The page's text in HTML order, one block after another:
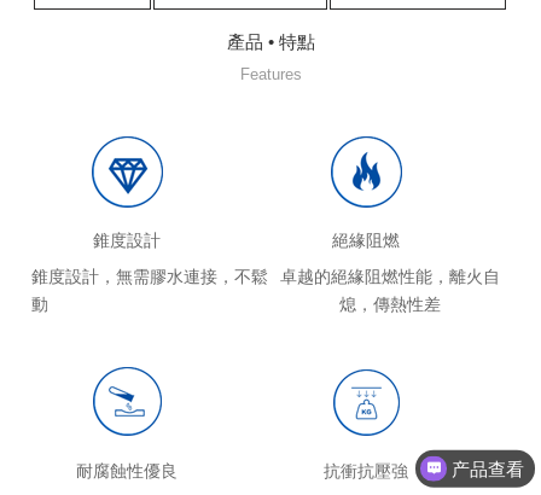
產品 • 特點
Features
錐度設計
絕緣阻燃
錐度設計，無需膠水連接，不鬆
動
卓越的絕緣阻燃性能，離火自
熄，傳熱性差
耐腐蝕性優良
抗衝抗壓強
产品查看